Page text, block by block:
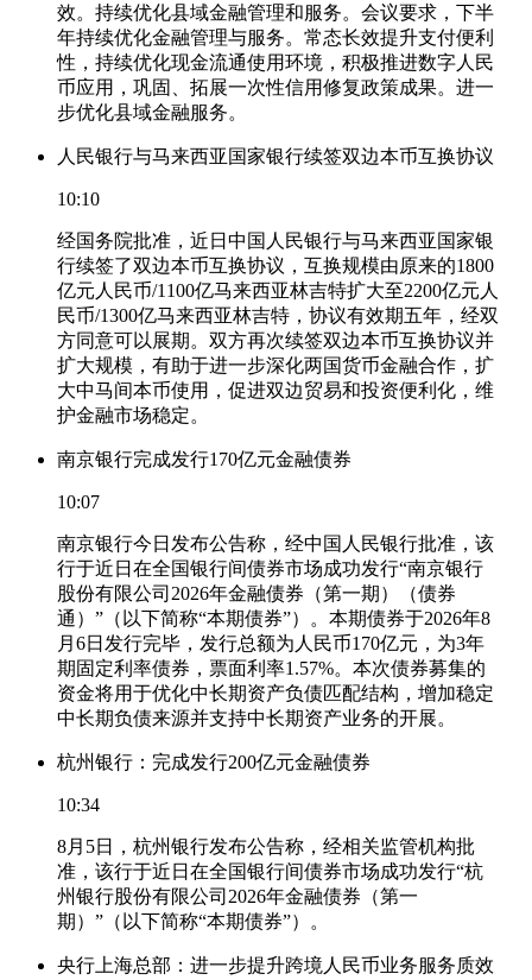
效。持续优化县域金融管理和服务。会议要求，下半
年持续优化金融管理与服务。常态长效提升支付便利
性，持续优化现金流通使用环境，积极推进数字人民
币应用，巩固、拓展一次性信用修复政策成果。进一
步优化县域金融服务。
人民银行与马来西亚国家银行续签双边本币互换协议
10:10
经国务院批准，近日中国人民银行与马来西亚国家银
行续签了双边本币互换协议，互换规模由原来的1800
亿元人民币/1100亿马来西亚林吉特扩大至2200亿元人
民币/1300亿马来西亚林吉特，协议有效期五年，经双
方同意可以展期。双方再次续签双边本币互换协议并
扩大规模，有助于进一步深化两国货币金融合作，扩
大中马间本币使用，促进双边贸易和投资便利化，维
护金融市场稳定。
南京银行完成发行170亿元金融债券
10:07
南京银行今日发布公告称，经中国人民银行批准，该
行于近日在全国银行间债券市场成功发行“南京银行
股份有限公司2026年金融债券（第一期）（债券
通）”（以下简称“本期债券”）。本期债券于2026年8
月6日发行完毕，发行总额为人民币170亿元，为3年
期固定利率债券，票面利率1.57%。本次债券募集的
资金将用于优化中长期资产负债匹配结构，增加稳定
中长期负债来源并支持中长期资产业务的开展。
杭州银行：完成发行200亿元金融债券
10:34
8月5日，杭州银行发布公告称，经相关监管机构批
准，该行于近日在全国银行间债券市场成功发行“杭
州银行股份有限公司2026年金融债券（第一
期）”（以下简称“本期债券”）。
央行上海总部：进一步提升跨境人民币业务服务质效